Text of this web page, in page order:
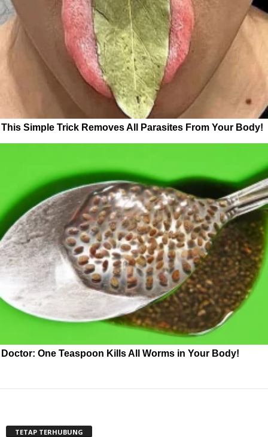
This Simple Trick Removes All Parasites From Your Body!
Doctor: One Teaspoon Kills All Worms in Your Body!
TETAP TERHUBUNG